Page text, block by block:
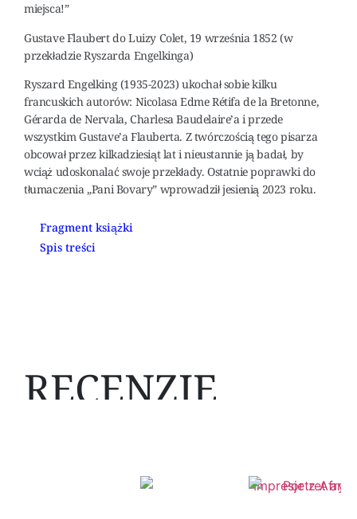
miejsca!”
Gustave Flaubert do Luizy Colet, 19 września 1852 (w
przekładzie Ryszarda Engelkinga)
Ryszard Engelking (1935-2023) ukochał sobie kilku
francuskich autorów: Nicolasa Edme Rétifa de la Bretonne,
Gérarda de Nervala, Charlesa Baudelaire’a i przede
wszystkim Gustave’a Flauberta. Z twórczością tego pisarza
obcował przez kilkadziesiąt lat i nieustannie ją badał, by
wciąż udoskonalać swoje przekłady. Ostatnie poprawki do
tłumaczenia „Pani Bovary” wprowadził jesienią 2023 roku.
Fragment książki
Spis treści
RECENZJE
Mogą Ci się spodobać